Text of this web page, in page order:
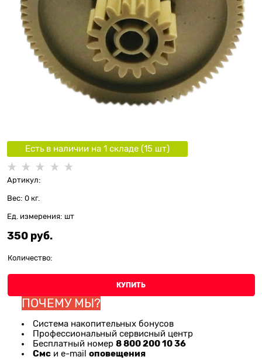
Есть в наличии на 1 складe (15шт)
Артикул:
Вес: 0 кг.
Ед. измерения: шт
350 руб.
Количество:
КУПИТЬ
ПОЧЕМУ МЫ?
Система накопительных бонусов
Профессиональный сервисный центр
Бесплатный номер 8 800 200 10 36
Смс и e-mail оповещения